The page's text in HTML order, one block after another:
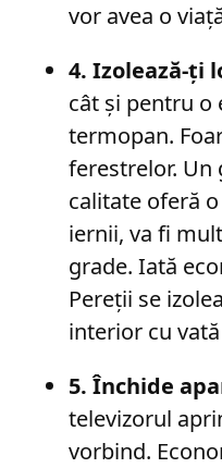
vor avea o
4. Izolează-ți
cât și pentru o
termopan.
ferestrelor. Un
calitate oferă
iernii, va fi
grade. Iată
Pereții se
interior cu
5. Închide
televizorul
vorbind.